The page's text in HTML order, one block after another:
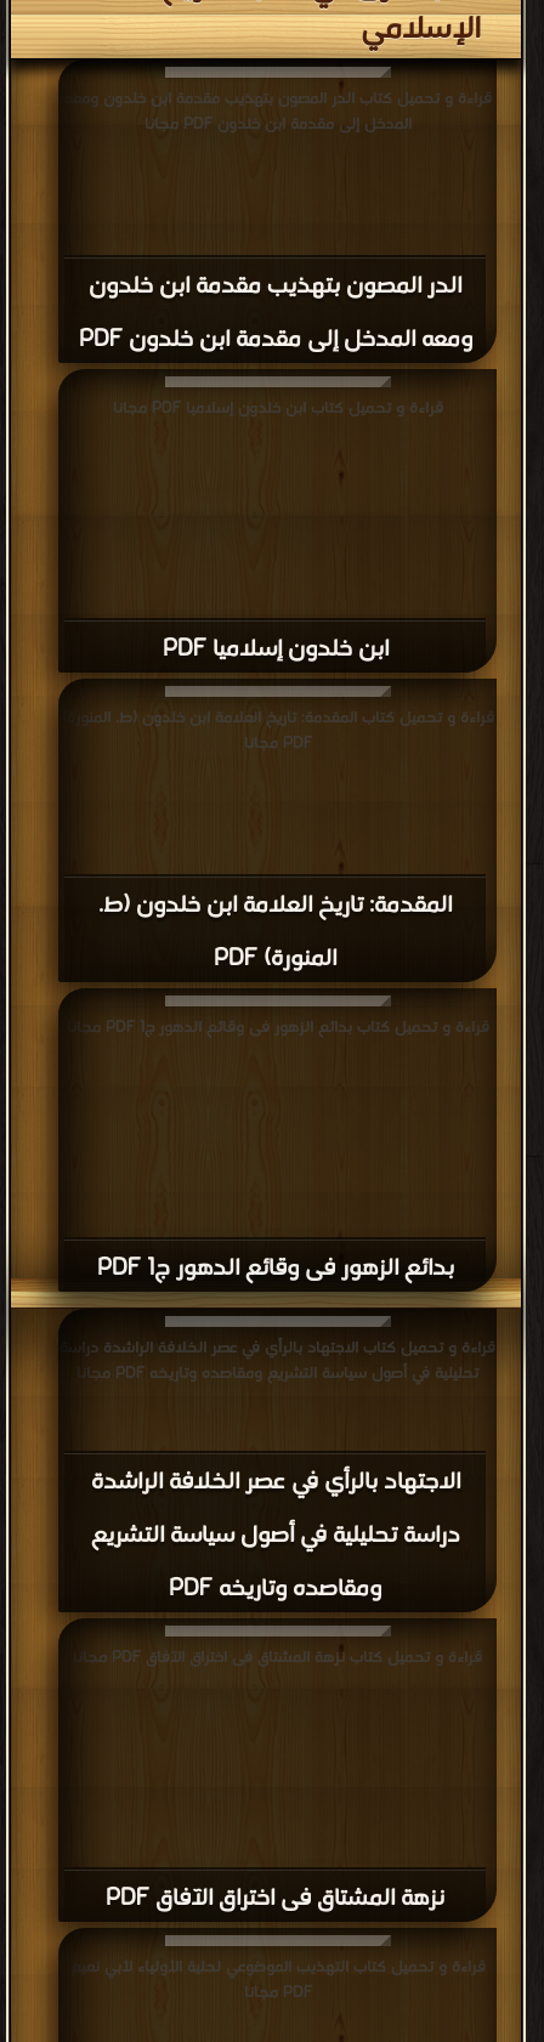
الإسلامي
الدر المصون بتهذيب مقدمة ابن خلدون
ومعه المدخل إلى مقدمة ابن خلدون PDF
قراءة و تحميل كتاب الدر المصون بتهذيب مقدمة ابن خلدون ومعه
المدخل إلى مقدمة ابن خلدون PDF مجانا
ابن خلدون إسلاميا PDF
قراءة و تحميل كتاب ابن خلدون إسلاميا PDF مجانا
المقدمة: تاريخ العلامة ابن خلدون (ط.
المنورة) PDF
قراءة و تحميل كتاب المقدمة: تاريخ العلامة ابن خلدون (ط. المنورة)
PDF مجانا
بدائع الزهور فى وقائع الدهور ج1 PDF
قراءة و تحميل كتاب بدائع الزهور فى وقائع الدهور ج1 PDF مجانا
الاجتهاد بالرأي في عصر الخلافة الراشدة
دراسة تحليلية في أصول سياسة التشريع
ومقاصده وتاريخه PDF
قراءة و تحميل كتاب الاجتهاد بالرأي في عصر الخلافة الراشدة دراسة
تحليلية في أصول سياسة التشريع ومقاصده وتاريخه PDF مجانا
نزهة المشتاق فى اختراق الآفاق PDF
قراءة و تحميل كتاب نزهة المشتاق فى اختراق الآفاق PDF مجانا
قراءة و تحميل كتاب التهذيب الموضوعي لحلية الأولياء لأبي نعيم
PDF مجانا